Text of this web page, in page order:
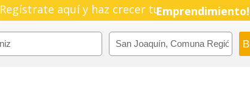
Regístrate aquí y haz crecer tuPyme!
Emprendimiento!